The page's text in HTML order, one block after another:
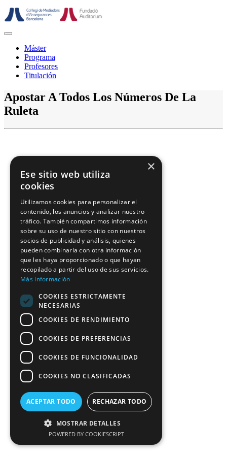
Saltar
al
Botón
abrir
Máster
Programa
Profesores
Titulación
Botón
de
cerrar
Apostar A Todos Los Números De La
Ruleta
×
Ese sitio web utiliza
cookies
Utilizamos cookies para personalizar el
contenido, los anuncios y analizar nuestro
tráfico. También compartimos información
sobre su uso de nuestro sitio con nuestros
socios de publicidad y análisis, quienes
pueden combinarla con otra información
que les haya proporcionado o que hayan
recopilado a partir del uso de sus servicios.
Más información
COOKIES ESTRICTAMENTE
NECESARIAS
COOKIES DE RENDIMIENTO
COOKIES DE PREFERENCIAS
COOKIES DE FUNCIONALIDAD
COOKIES NO CLASIFICADAS
ACEPTAR TODO RECHAZAR TODO
MOSTRAR DETALLES
POWERED BY COOKIESCRIPT